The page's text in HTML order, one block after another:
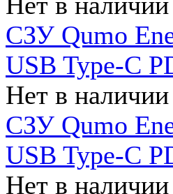
СЗУ Qumo
USB Type-C
Нет в наличии
СЗУ Qumo
USB Type-C
Нет в наличии